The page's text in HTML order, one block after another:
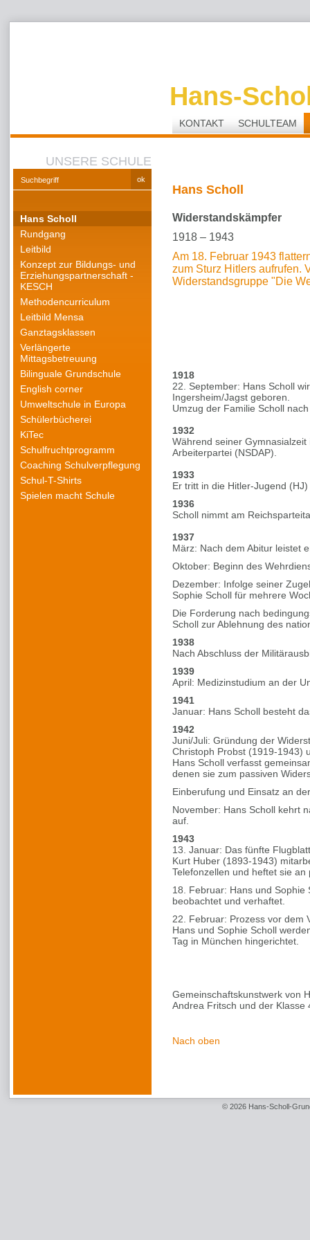
Hans-
KONTAKT SCHULTEAM
UNSERE SCHULE
Hans Scholl
Rundgang
Leitbild
Konzept zur Bildungs- und
Erziehungspartnerschaft -
KESCH
Methodencurriculum
Leitbild Mensa
Ganztagsklassen
Verlängerte
Mittagsbetreuung
Bilinguale Grundschule
English corner
Umweltschule in Europa
Schülerbücherei
KiTec
Schulfruchtprogramm
Coaching Schulverpflegung
Schul-T-Shirts
Spielen macht Schule
Hans Scholl
Widerstandskämpfer
1918 – 1943
Am 18. Februar 1943
zum Sturz Hitlers aufrufen.
Widerstandsgruppe "Die
1918
22. September: Hans Scholl
Ingersheim/Jagst geboren.
Umzug der Familie Scholl
1932
Während seiner
Arbeiterpartei (NSDAP).
1933
Er tritt in die Hitler-Jugend
1936
Scholl nimmt am
1937
März: Nach dem Abitur leistet
Oktober: Beginn des
Dezember: Infolge seiner
Sophie Scholl für mehrere
Die Forderung nach
Scholl zur Ablehnung des
1938
Nach Abschluss der
1939
April: Medizinstudium an der
1941
Januar: Hans Scholl besteht
1942
Juni/Juli: Gründung der
Christoph Probst (1919-1943)
Hans Scholl verfasst
denen sie zum passiven
Einberufung und Einsatz an
November: Hans Scholl kehrt
auf.
1943
13. Januar: Das fünfte
Kurt Huber (1893-1943)
Telefonzellen und heftet sie an
18. Februar: Hans und
beobachtet und verhaftet.
22. Februar: Prozess vor dem
Hans und Sophie Scholl
Tag in München hingerichtet.
Gemeinschaftskunstwerk von
Andrea Fritsch und der Klasse
Nach oben
© 2026 Hans-Scholl-